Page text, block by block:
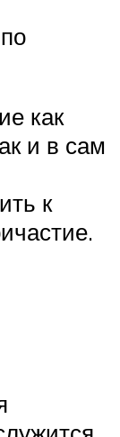
как
и в сам
к